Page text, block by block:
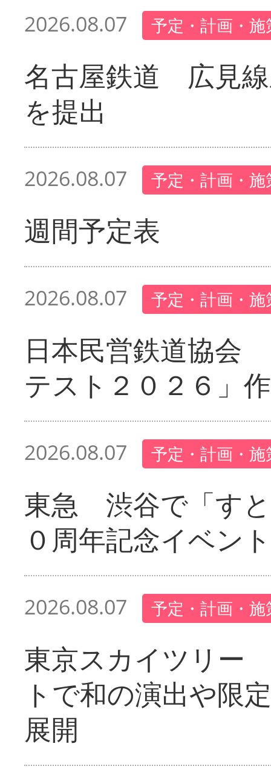
2026.08.07 予定・計画・施
名古屋鉄道 広見
を提出
2026.08.07 予定・計画・施
週間予定表
2026.08.07 予定・計画・施
日本民営鉄道協会
テスト２０２６」
2026.08.07 予定・計画・施
東急 渋谷で「す
０周年記念イベント
2026.08.07 予定・計画・施
東京スカイツリー
トで和の演出や限
展開